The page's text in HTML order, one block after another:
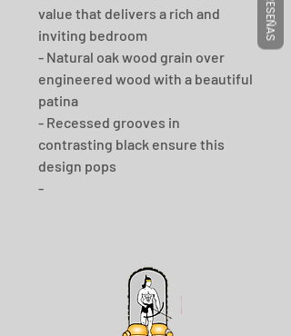
value that delivers a rich and
inviting bedroom
- Natural oak wood grain over
engineered wood with a beautiful
patina
- Recessed grooves in
contrasting black ensure this
design pops
-
RESEÑAS